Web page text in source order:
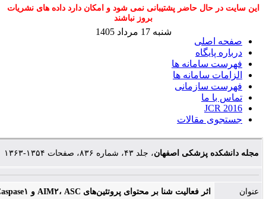
حاضر پشتیبانی نمی شود و امکان دارد داده های نشریات
ها
ها
پزشکی اصفهان، جلد ۴۳، شماره ۸۳۶، صفحات ۱۳۵۴-۱۳۶۳
اثر فعالیت شنا بر محتوای پروتئین‌های AIM۲، ASC و Caspase۱ بافت